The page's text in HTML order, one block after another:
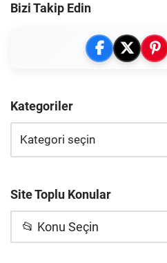
Bizi Takip Edin
Kategoriler
Site Toplu Konular
📂 Konu Seçin